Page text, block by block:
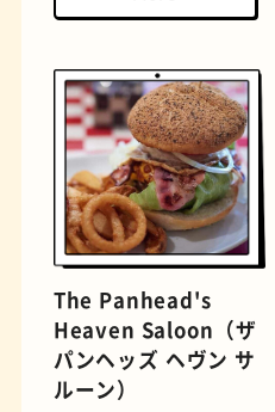
The Panhead's
Heaven Saloon（ザ
パンヘッズ ヘヴン サ
ルーン）